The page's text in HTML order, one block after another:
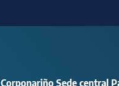
Corponariño Sede central